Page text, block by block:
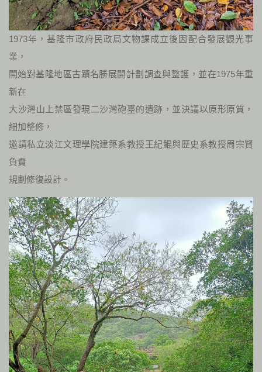
1973年，基隆市政府民政局文物課成立後因配合發展觀光事
業，
開始對基隆地區古蹟名勝展開計劃調查與整護，並在1975年重
新在
大沙灣山上禁區發現二沙灣砲臺的遺跡，並決議以原形原質，
細加整修，
邀請私立淡江文理學院建築系教授王紀鯤與歷史系教授周宗賢
負責
規劃修復設計。